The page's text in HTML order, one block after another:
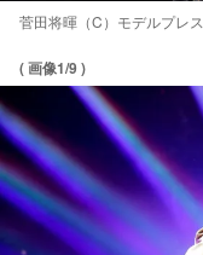
菅田将暉（C）モデルプレス
( 画像1/9 )